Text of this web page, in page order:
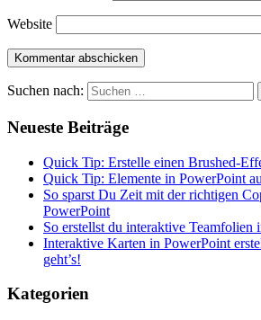
Website
Suchen nach:
Neueste Beiträge
Quick Tip: Erstelle einen Brushed-
Quick Tip: Elemente in PowerPoint
So sparst Du Zeit mit der richtigen
PowerPoint
So erstellst du interaktive Teamfolien
Interaktive Karten in PowerPoint
geht’s!
Kategorien